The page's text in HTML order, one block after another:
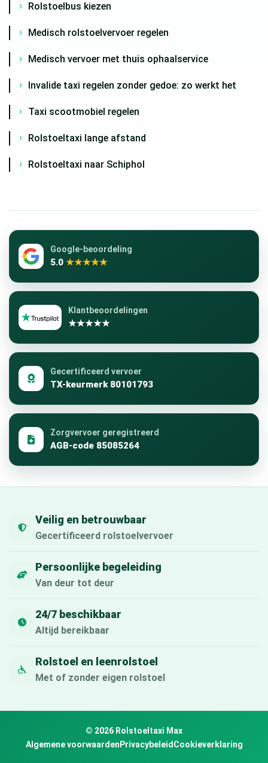
Rolstoelbus kiezen
Medisch rolstoelvervoer regelen
Medisch vervoer met thuis ophaalservice
Invalide taxi regelen zonder gedoe: zo werkt het
Taxi scootmobiel regelen
Rolstoeltaxi lange afstand
Rolstoeltaxi naar Schiphol
Google-beoordeling
5.0 ★★★★★
Klantbeoordelingen
★★★★★
Gecertificeerd vervoer
TX-keurmerk 80101793
Zorgvervoer geregistreerd
AGB-code 85085264
Veilig en betrouwbaar
Gecertificeerd rolstoelvervoer
Persoonlijke begeleiding
Van deur tot deur
24/7 beschikbaar
Altijd bereikbaar
Rolstoel en leenrolstoel
Met of zonder eigen rolstoel
© 2026 Rolstoeltaxi Max
Algemene voorwaarden Privacybeleid Cookieverklaring